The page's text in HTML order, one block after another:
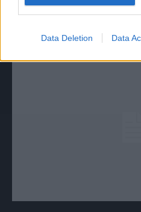
Data Deletion Data
ZDRAVLJE January 26, 2022
respiratorni virus i sve je više